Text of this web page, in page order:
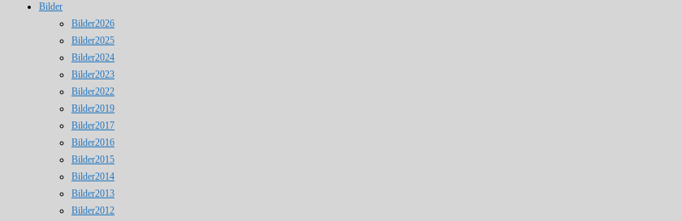
Bilder
Bilder2026
Bilder2025
Bilder2024
Bilder2023
Bilder2022
Bilder2019
Bilder2017
Bilder2016
Bilder2015
Bilder2014
Bilder2013
Bilder2012